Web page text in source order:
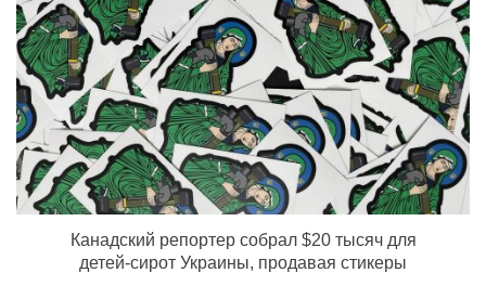
Канадский репортер собрал $20 тысяч для
детей-сирот Украины, продавая стикеры